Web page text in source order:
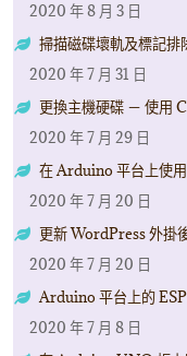
2020 年 8 月 3 日
掃描磁碟壞軌及標記排
2020 年 7 月 31 日
更換主機硬碟 － 使用
2020 年 7 月 29 日
在 Arduino 平台上使
2020 年 7 月 20 日
更新 WordPress 外掛
2020 年 7 月 20 日
Arduino 平台上的
2020 年 7 月 8 日